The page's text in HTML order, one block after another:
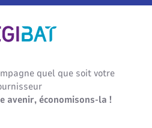
accueil
quel que soit votre
avenir, économisons-la !